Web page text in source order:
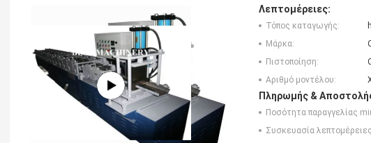
Λεπτομέρειες:
Τόπος καταγωγής:
Μάρκα:
Πιστοποίηση:
Αριθμό μοντέλου:
Πληρωμής &
Ποσότητα παραγγελίας
Συσκευασία